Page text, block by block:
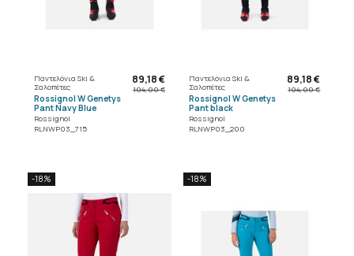
Παντελόνια Ski &
Σαλοπέτες
Rossignol W Genetys
Pant Navy Blue
Rossignol
RLNWP03_715
89,18 €
104,00 €
Παντελόνια Ski &
Σαλοπέτες
Rossignol W Genetys
Pant black
Rossignol
RLNWP03_200
89,18 €
104,00 €
-18% -18%